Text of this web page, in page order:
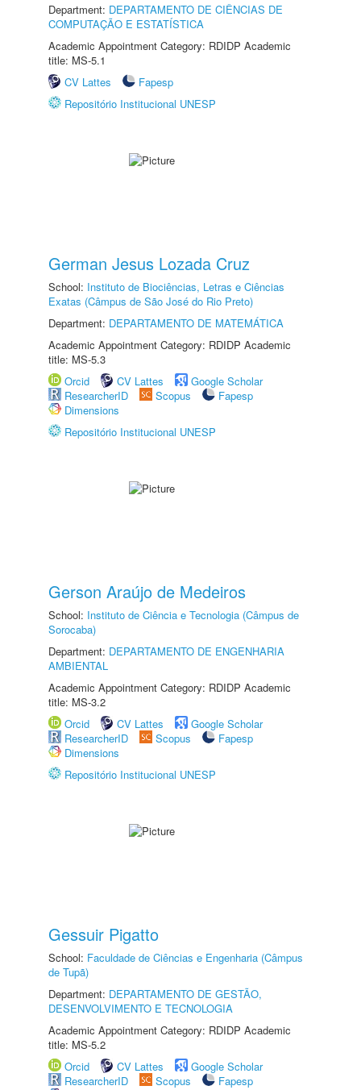
Department: DEPARTAMENTO DE CIÊNCIAS DE
COMPUTAÇÃO E ESTATÍSTICA
Academic Appointment Category: RDIDP Academic
title: MS-5.1
CV Lattes
Fapesp
Repositório Institucional UNESP
German Jesus Lozada Cruz
School: Instituto de Biociências, Letras e Ciências
Exatas (Câmpus de São José do Rio Preto)
Department: DEPARTAMENTO DE MATEMÁTICA
Academic Appointment Category: RDIDP Academic
title: MS-5.3
Orcid
CV Lattes
Google Scholar
ResearcherID
Scopus
Fapesp
Dimensions
Repositório Institucional UNESP
Gerson Araújo de Medeiros
School: Instituto de Ciência e Tecnologia (Câmpus de
Sorocaba)
Department: DEPARTAMENTO DE ENGENHARIA
AMBIENTAL
Academic Appointment Category: RDIDP Academic
title: MS-3.2
Orcid
CV Lattes
Google Scholar
ResearcherID
Scopus
Fapesp
Dimensions
Repositório Institucional UNESP
Gessuir Pigatto
School: Faculdade de Ciências e Engenharia (Câmpus
de Tupã)
Department: DEPARTAMENTO DE GESTÃO,
DESENVOLVIMENTO E TECNOLOGIA
Academic Appointment Category: RDIDP Academic
title: MS-5.2
Orcid
CV Lattes
Google Scholar
ResearcherID
Scopus
Fapesp